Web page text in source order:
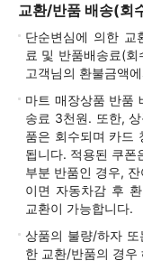
교환/반품 배송(회
단순변심에 의한 교
료 및 반품배송료(
고객님의 환불금액
마트 매장상품 반품
송료 3천원. 또한,
품은 회수되며 카드
됩니다. 적용된 쿠폰
부분 반품인 경우,
이면 자동차감 후
교환이 가능합니다.
상품의 불량/하자
한 교환/반품의 경우